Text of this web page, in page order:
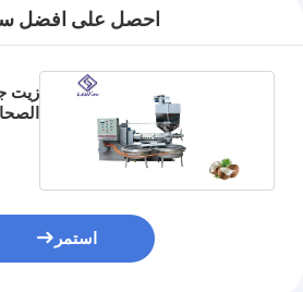
احصل على افضل
زيت
استمر